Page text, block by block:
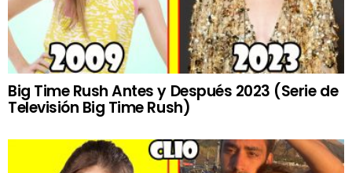
Big Time Rush Antes y Después 2023 (Serie de
Televisión Big Time Rush)